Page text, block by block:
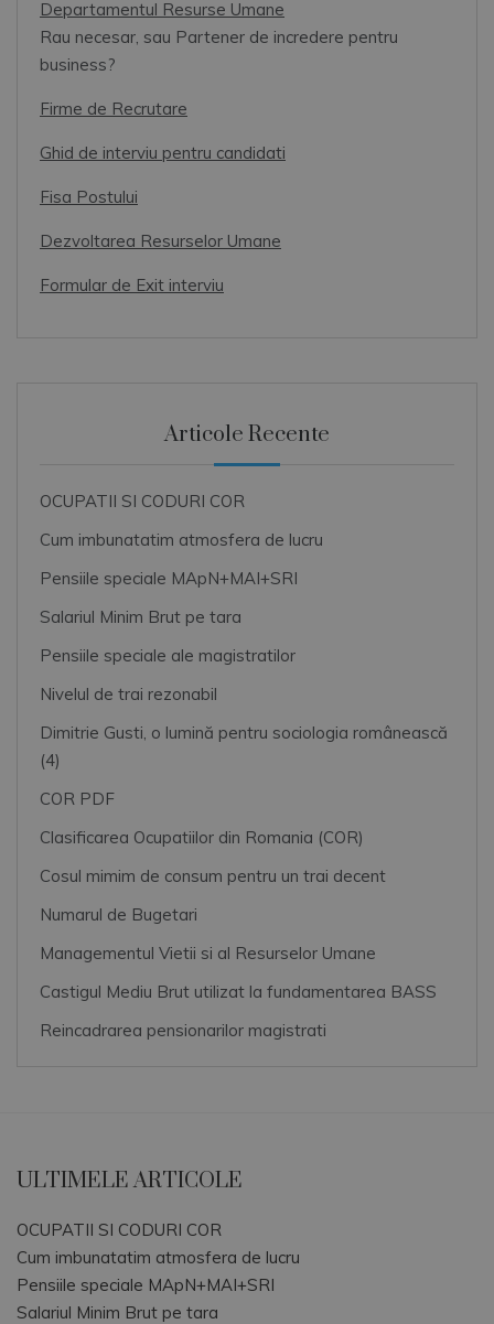
Departamentul Resurse Umane
Rau necesar, sau Partener de incredere pentru
business?
Firme de Recrutare
Ghid de interviu pentru candidati
Fisa Postului
Dezvoltarea Resurselor Umane
Formular de Exit interviu
Articole Recente
OCUPATII SI CODURI COR
Cum imbunatatim atmosfera de lucru
Pensiile speciale MApN+MAI+SRI
Salariul Minim Brut pe tara
Pensiile speciale ale magistratilor
Nivelul de trai rezonabil
Dimitrie Gusti, o lumină pentru sociologia românească
(4)
COR PDF
Clasificarea Ocupatiilor din Romania (COR)
Cosul mimim de consum pentru un trai decent
Numarul de Bugetari
Managementul Vietii si al Resurselor Umane
Castigul Mediu Brut utilizat la fundamentarea BASS
Reincadrarea pensionarilor magistrati
ULTIMELE ARTICOLE
OCUPATII SI CODURI COR
Cum imbunatatim atmosfera de lucru
Pensiile speciale MApN+MAI+SRI
Salariul Minim Brut pe tara